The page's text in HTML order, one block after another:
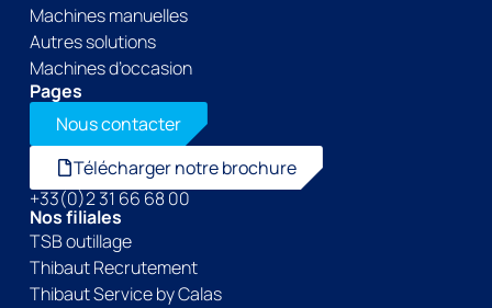
Machines manuelles
Autres solutions
Machines d’occasion
Pages
Nous contacter
Télécharger notre brochure
+33(0)2 31 66 68 00
Nos filiales
TSB outillage
Thibaut Recrutement
Thibaut Service by Calas